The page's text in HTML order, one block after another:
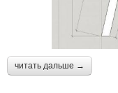
читать дальше →